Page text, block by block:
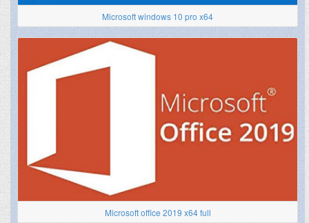
Microsoft windows 10 pro x64
Microsoft office 2019 x64 full